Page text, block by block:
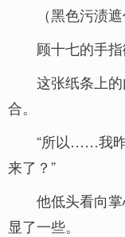
（黑色污渍
顾十七的手指
这张纸条上
合。
“所以……我
来了？”
他低头看向
显了一些。